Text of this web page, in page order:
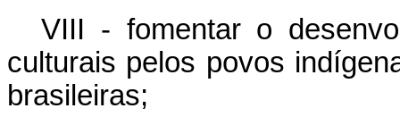
VIII - fomentar o
culturais pelos povos
brasileiras;